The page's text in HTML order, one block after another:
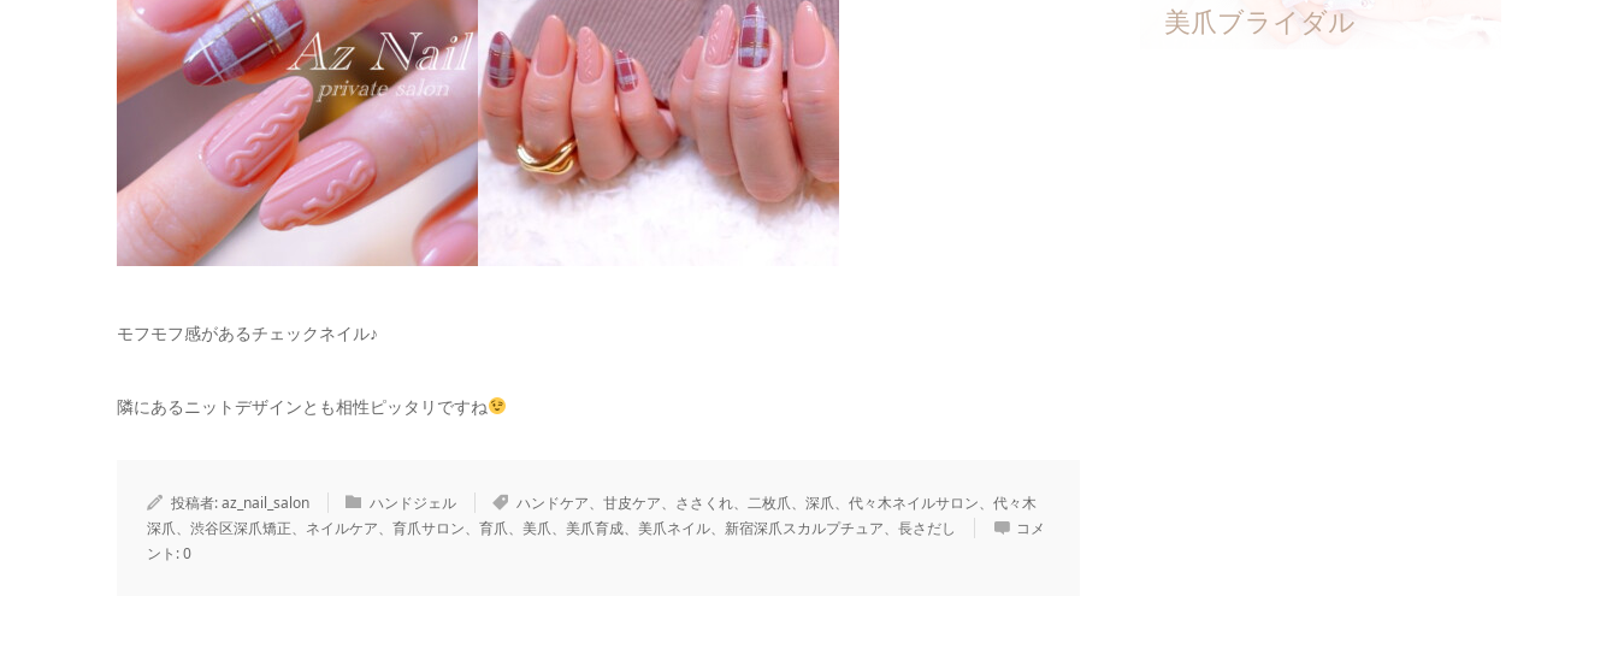
モフモフ感があるチェックネイル♪
隣にあるニットデザインとも相性ピッタリですね
投稿者:az_nail_salon ハンドジェル
ハンドケア、甘皮ケア、ささくれ、二枚爪、深爪、代々木ネイルサロン、代々木
深爪、渋谷区深爪矯正、ネイルケア、育爪サロン、育爪、美爪、美爪育成、美爪ネイル、新宿深爪スカルプチュア、長さだし
コメ
ント:0
美爪ブライダル